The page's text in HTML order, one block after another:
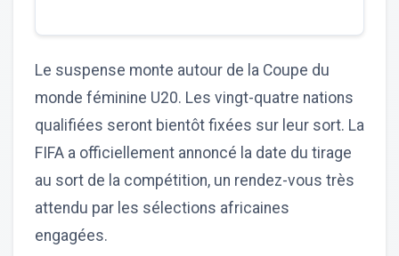
Le suspense monte autour de la Coupe du
monde féminine U20. Les vingt-quatre nations
qualifiées seront bientôt fixées sur leur sort. La
FIFA a officiellement annoncé la date du tirage
au sort de la compétition, un rendez-vous très
attendu par les sélections africaines
engagées.